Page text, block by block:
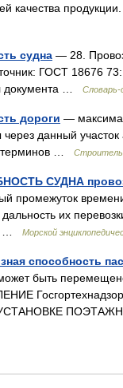
качества
судна — 28.
ГОСТ 18676
документа …
Словарь-
дороги —
через данный
терминов …
СУДНА
промежуток
их
…
Морской
способность
быть